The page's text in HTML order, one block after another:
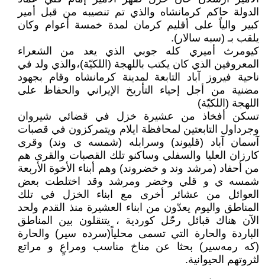
الدولة حاكم كرمانشاه والذي تم تنصيبه من قبل أمير
كبير والياً على أقليم كرمان لمدة خمسة أعوام وكان
يلقب بـ (سبه سالار).
كيومرث أميري كله جوبي الذي يعد من الشعراء
المعروفين الذي كان يكتب باللهجة (اللكيّة)،والذي ولد في
ناحية فيروز آباد التابعة لمدينة كرمانشاه وقام بجهود
مضنية من أجل إحياء التأريخ الإيراني والحفاظ على
اللهجة (اللكيّة)
تسكن أفخاذ من عشيرة خزل في قضائي شيروان
وجرداول التابعتين لمحافظة ايلام ويتمركزون في قصبات
آسمان آباد (قليوند) وسرابله (شمسه ى وند) وقرى
كارزان العليا والسفلي وساكنو تلك القصبات والقرى هم
من أحفاد (مرشد وند و خضروند) وهم أبناء الأخوة الأربعة
شمسه ي و قلي وخضر ومرشد وقد اختلطت بعض
العوائل من عشائر أخرى مع ابناء الخزل في تلك
المناطق واليوم يعدّون من ابناء العشيرة منذ القدم ولحد
الآن هناك قبائل رحّل كوردية ، يتنقلون بين المناطق
الباردة والحارة التي تسمى محلياً(سرده سير) والحارة
(كه ‌رمه‌سير) بحثا عن مناخ مناسب ومراعٍ و مراتع
لثروتهم الحيوانية.